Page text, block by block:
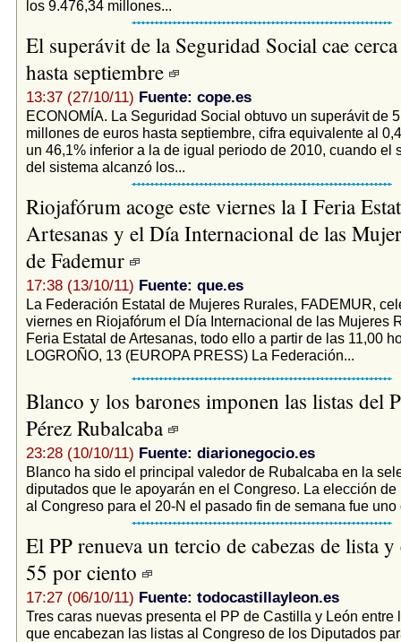
los 9.476,34 millones...
El superávit de la Seguridad Social cae
hasta septiembre
13:37 (27/10/11) Fuente: cope.es
ECONOMÍA. La Seguridad Social obtuvo un superávit de
millones de euros hasta septiembre, cifra equivalente al
un 46,1% inferior a la de igual periodo de 2010, cuando el
del sistema alcanzó los...
Riojafórum acoge este viernes la I Feria
Artesanas y el Día Internacional de las
de Fademur
17:38 (13/10/11) Fuente: que.es
La Federación Estatal de Mujeres Rurales, FADEMUR,
viernes en Riojafórum el Día Internacional de las Mujeres
Feria Estatal de Artesanas, todo ello a partir de las 11,00
LOGROÑO, 13 (EUROPA PRESS) La Federación...
Blanco y los barones imponen las listas del
Pérez Rubalcaba
23:28 (10/10/11) Fuente: diarionegocio.es
Blanco ha sido el principal valedor de Rubalcaba en la
diputados que le apoyarán en el Congreso. La elección
al Congreso para el 20-N el pasado fin de semana fue uno
El PP renueva un tercio de cabezas de lista
55 por ciento
17:27 (06/10/11) Fuente: todocastillayleon.es
Tres caras nuevas presenta el PP de Castilla y León entre
que encabezan las listas al Congreso de los Diputados